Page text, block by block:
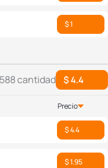
$ 1
cantidad $ 4.4
Precio
$ 4.4
$ 1.95